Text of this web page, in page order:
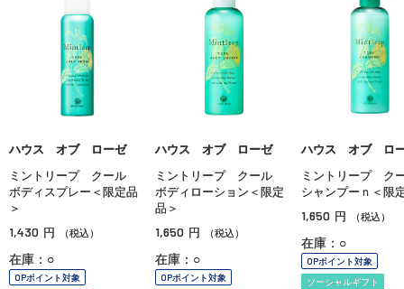
ハウス オブ ローゼ
ミントリープ クール
ボディスプレー＜限定品
＞
1,430 円 （税込）
在庫：○
OPポイント対象
ハウス オブ ローゼ
ミントリープ クール
ボディローション＜限定
品＞
1,650 円 （税込）
在庫：○
OPポイント対象
ハウス オブ ロ
ミントリープ
シャンプーｎ＜限
1,650 円 （税込）
在庫：○
OPポイント対象
ソーシャルギフト